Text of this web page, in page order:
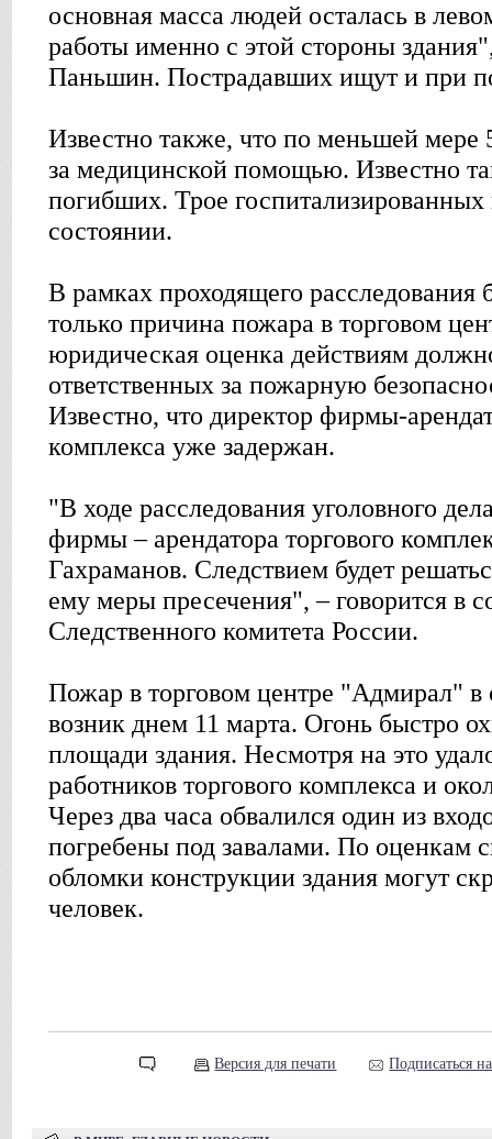
основная масса людей осталась в
работы именно с этой стороны
Паньшин. Пострадавших ищут и при
Известно также, что по меньшей мере
за медицинской помощью. Известно
погибших. Трое госпитализированных
состоянии.
В рамках проходящего расследования
только причина пожара в торговом
юридическая оценка действиям
ответственных за пожарную
Известно, что директор фирмы-
комплекса уже задержан.
"В ходе расследования уголовного
фирмы – арендатора торгового
Гахраманов. Следствием будет
ему меры пресечения", – говорится в
Следственного комитета России.
Пожар в торговом центре "Адмирал" в
возник днем 11 марта. Огонь быстро
площади здания. Несмотря на это
работников торгового комплекса и
Через два часа обвалился один из
погребены под завалами. По оценкам
обломки конструкции здания могут
человек.
Версия для печати Подписаться